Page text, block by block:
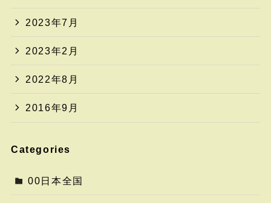
2023年7月
2023年2月
2022年8月
2016年9月
Categories
00日本全国